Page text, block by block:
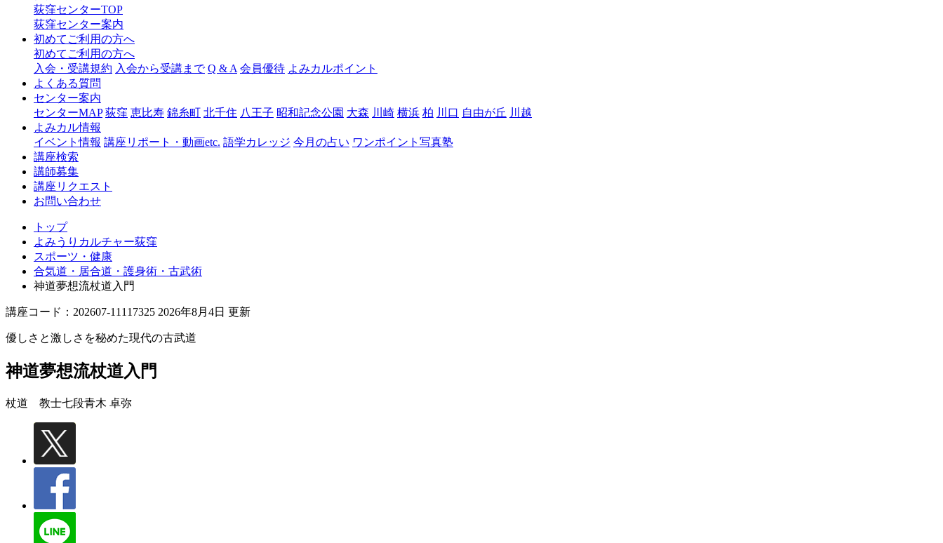
ャ
荻
窪
荻窪センターTOP
荻窪センター案内
初めてご利用の方へ
初めてご利用の方へ
入会・受講規約 入会から受講まで Q & A 会員優待 よみカルポイント
よくある質問
センター案内
センターMAP 荻窪 恵比寿 錦糸町 北千住 八王子 昭和記念公園 大森 川崎 横浜 柏 川口 自由が丘 川越
よみカル情報
イベント情報 講座リポート・動画etc. 語学カレッジ 今月の占い ワンポイント写真塾
講座検索
講師募集
講座リクエスト
お問い合わせ
トップ
よみうりカルチャー荻窪
スポーツ・健康
合気道・居合道・護身術・古武術
神道夢想流杖道入門
講座コード：202607-11117325 2026年8月4日 更新
優しさと激しさを秘めた現代の古武道
神道夢想流杖道入門
杖道 教士七段青木 卓弥